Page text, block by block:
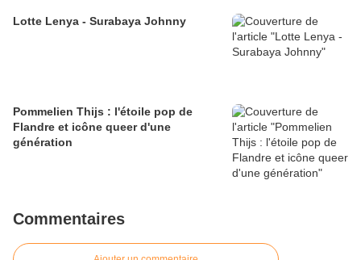
Lotte Lenya - Surabaya Johnny
Pommelien Thijs : l'étoile pop de
Flandre et icône queer d'une
génération
Commentaires